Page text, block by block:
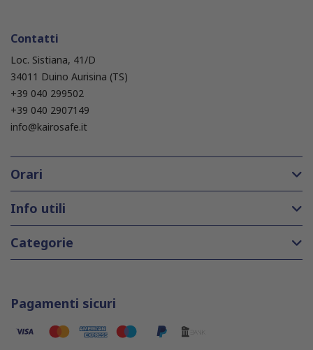
Contatti
Loc. Sistiana, 41/D
34011 Duino Aurisina (TS)
+39 040 299502
+39 040 2907149
info@kairosafe.it
Orari
Info utili
Categorie
Pagamenti sicuri